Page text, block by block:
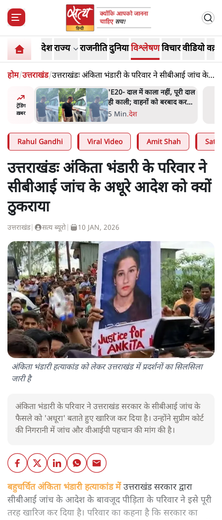
देशराज्य राजनीतिदुनियाविश्लेषणविचारवीडियो
होम/उत्तराखंड/उत्तराखंडः अंकिता भंडारी के परिवार ने सीबीआई जांच के
अधूरे आदेश को क्यों ठुकराया
ट्रेंडिंग
ख़बर
पूरी दाल
कर
BJP और मोदी ‘गॉडफादर’ भागवत
की Gen Z पर सलाह मानेंः
अभिजीत दिपके
5 Min.देश
Rahul Gandhi Viral Video Amit Shah
उत्तराखंडः अंकिता भंडारी के परिवार ने
सीबीआई जांच के अधूरे आदेश को क्यों
ठुकराया
उत्तराखंड| सत्य ब्यूरो 10 JAN, 2026
अंकिता भंडारी हत्याकांड को लेकर उत्तराखंड में प्रदर्शनों का सिलसिला
जारी है
अंकिता भंडारी के परिवार ने उत्तराखंड सरकार के सीबीआई जांच के
फैसले को 'अधूरा' बताते हुए खारिज कर दिया है। उन्होंने सुप्रीम कोर्ट
की निगरानी में जांच और वीआईपी पहचान की मांग की है।
बहुचर्चित अंकिता भंडारी हत्याकांड मेंउत्तराखंड सरकार द्वारा
सीबीआई जांच के आदेश के बावजूद पीड़िता के परिवार ने इसे पूरी
तरह खारिज कर दिया है। परिवार का कहना है कि सरकार का